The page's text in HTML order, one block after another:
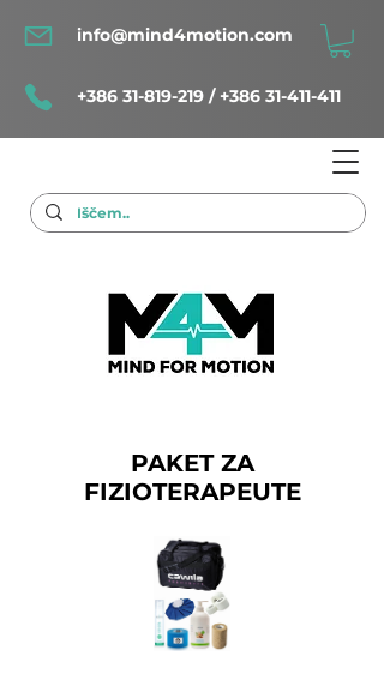
info@mind4motion.com
+386 31-819-219 / +386 31-411-411
PAKET ZA
FIZIOTERAPEUTE